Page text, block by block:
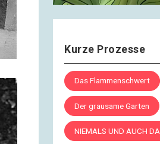
Leben
22.09.2019
Leben
#3.2 Auf
Kurze Prozesse
Das Flammenschwert
Der grausame Garten
NIEMALS UND AUCH